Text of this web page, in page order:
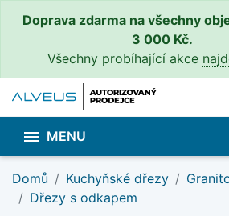
Doprava zdarma na všechny
3 000 Kč.
Všechny probíhající akce
 MENU
Domů Kuchyňské dřezy
Dřezy s odkapem